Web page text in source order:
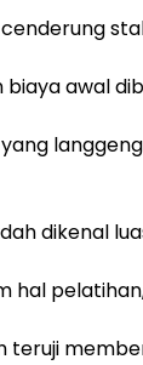
awal
dikenal
hal
teruji